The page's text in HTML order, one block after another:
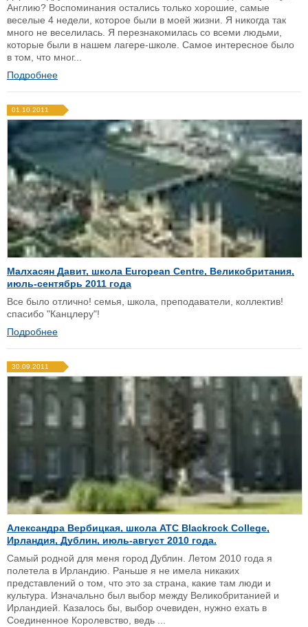
Англию? Воспоминания остались только хорошие, самые
веселые 4 недели, которое были в моей жизни. Я никогда так
много не веселилась. Я перезнакомилась со всеми людьми,
которые были в нашем лагере-школе. Самое интересное было
в том, что мног...
Подробнее
01.10.2011
Малхасян Давит, школа European Centre, Великобритания,
июль-сентябрь 2011 года
Все было отлично! семья, школа, преподаватели, коллектив!
спасибо "Канцлеру"!
Подробнее
30.09.2011
Александра Вербицкая, школа ATC Blackrock College,
Ирландия, Дублин, июль-август 2010 года.
Самый родной для меня город Дублин. Летом 2010 года я
полетела в Ирландию. Раньше я не имела никаких
представлений о том, что это за страна, какие там люди и
культура. Изначально был выбор между Великобританией и
Ирландией. Казалось бы, выбор очевиден, нужно ехать в
Соединенное Королевство, ведь ...